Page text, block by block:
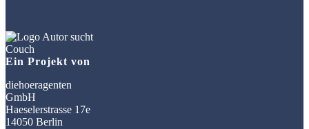
Ein Projekt von
diehoeragenten
GmbH
Haeselerstrasse 17e
14050 Berlin